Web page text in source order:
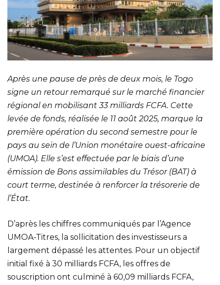
Après une pause de près de deux mois, le Togo
signe un retour remarqué sur le marché financier
régional en mobilisant 33 milliards FCFA. Cette
levée de fonds, réalisée le 11 août 2025, marque la
première opération du second semestre pour le
pays au sein de l’Union monétaire ouest-africaine
(UMOA). Elle s’est effectuée par le biais d’une
émission de Bons assimilables du Trésor (BAT) à
court terme, destinée à renforcer la trésorerie de
l’État.
D’après les chiffres communiqués par l’Agence
UMOA-Titres, la sollicitation des investisseurs a
largement dépassé les attentes. Pour un objectif
initial fixé à 30 milliards FCFA, les offres de
souscription ont culminé à 60,09 milliards FCFA,